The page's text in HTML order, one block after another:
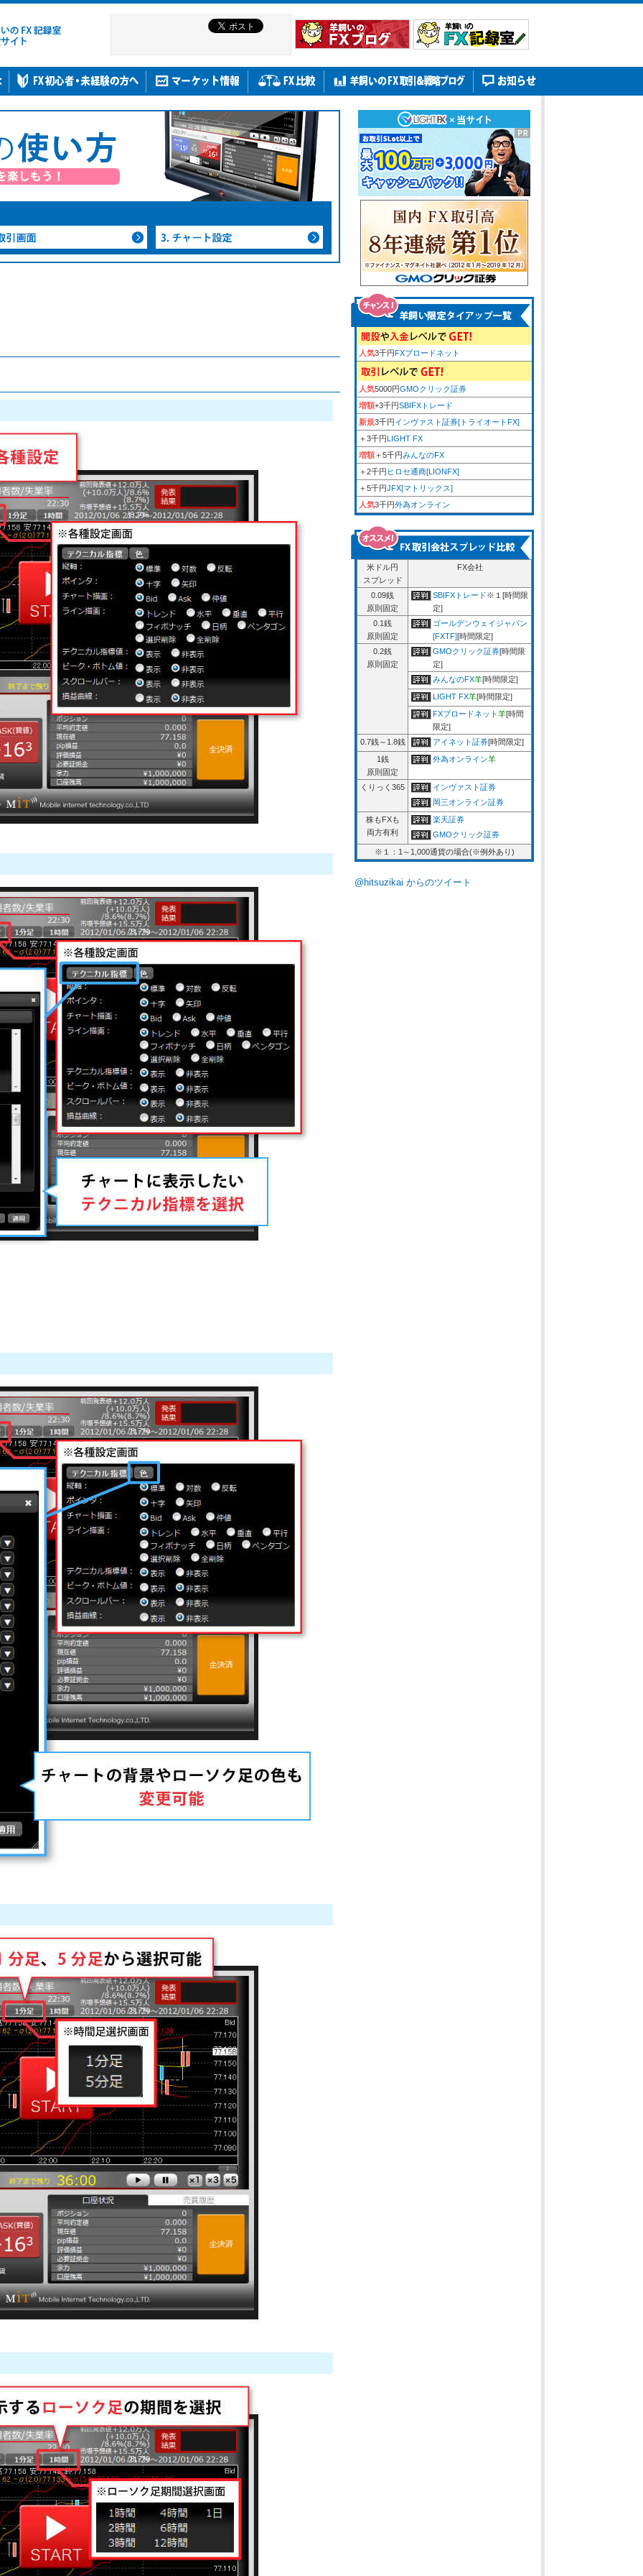
人気3千円FXブロードネット
人気5000円GMOクリック証券
増額+3千円SBIFXトレード
新規3千円インヴァスト証券[トライオートFX]
＋3千円LIGHT FX
増額＋5千円みんなのFX
＋2千円 ヒロセ通商[LIONFX]
＋5千円JFX[マトリックス]
人気3千円外為オンライン
米ドル円
スプレッド
FX会社
0.09銭
原則固定
SBIFXトレード※１[時間限
定]
0.1銭
原則固定
ゴールデンウェイジャパン
[FXTF][時間限定]
0.2銭
原則固定
GMOクリック証券[時間限
定]
みんなのFX羊[時間限定]
LIGHT FX羊[時間限定]
FXブロードネット羊[時間
限定]
0.7銭～1.8銭
アイネット証券[時間限定]
1銭
原則固定
外為オンライン羊
くりっく365
インヴァスト証券
岡三オンライン証券
株もFXも
両方有利
楽天証券
GMOクリック証券
※１：1～1,000通貨の場合(※例外あり)
@hitsuzikai からのツイート